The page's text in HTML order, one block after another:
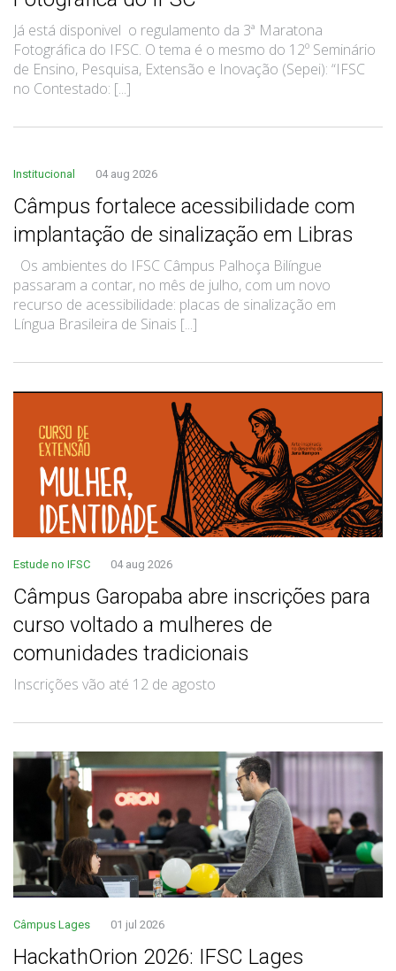
Já está disponivel o regulamento da 3ª Maratona
Fotográfica do IFSC. O tema é o mesmo do 12º Seminário
de Ensino, Pesquisa, Extensão e Inovação (Sepei): “IFSC
no Contestado: [...]
Institucional 04 aug 2026
Câmpus fortalece acessibilidade com
implantação de sinalização em Libras
Os ambientes do IFSC Câmpus Palhoça Bilíngue
passaram a contar, no mês de julho, com um novo
recurso de acessibilidade: placas de sinalização em
Língua Brasileira de Sinais [...]
Estude no IFSC 04 aug 2026
Câmpus Garopaba abre inscrições para
curso voltado a mulheres de
comunidades tradicionais
Inscrições vão até 12 de agosto
Câmpus Lages 01 jul 2026
HackathOrion 2026: IFSC Lages